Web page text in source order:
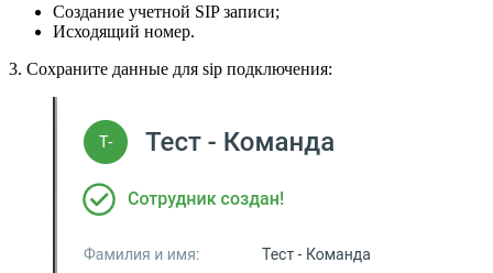
Создание учетной SIP записи;
Исходящий номер.
3. Сохраните данные для sip подключения: